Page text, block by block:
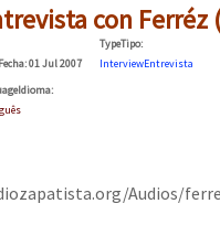
con Ferréz
: 01 Jul 2007
TypeTipo:
InterviewEntrevista
Idioma:
Audios/